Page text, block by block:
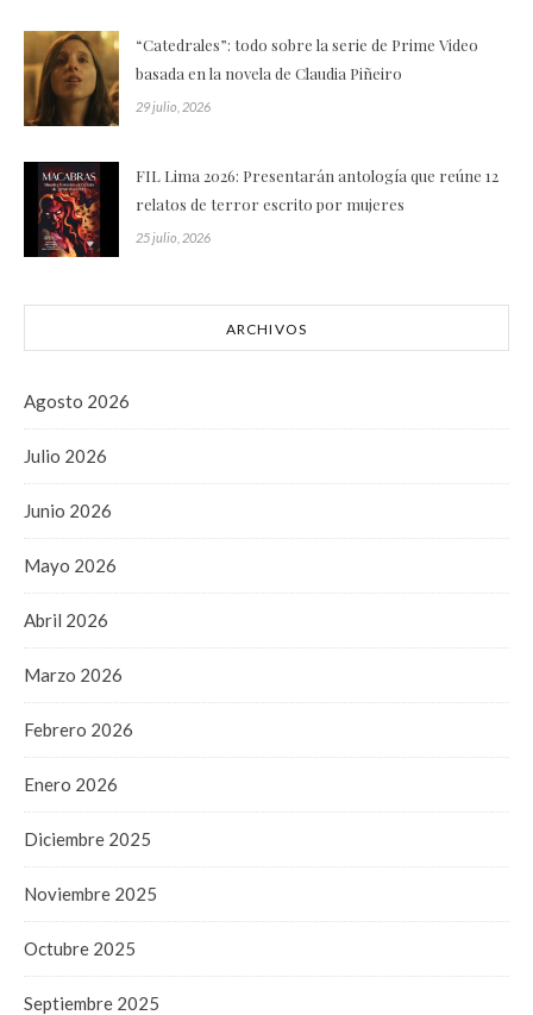
“Catedrales”: todo sobre la serie de Prime Video
basada en la novela de Claudia Piñeiro
29 julio, 2026
FIL Lima 2026: Presentarán antología que reúne 12
relatos de terror escrito por mujeres
25 julio, 2026
ARCHIVOS
Agosto 2026
Julio 2026
Junio 2026
Mayo 2026
Abril 2026
Marzo 2026
Febrero 2026
Enero 2026
Diciembre 2025
Noviembre 2025
Octubre 2025
Septiembre 2025